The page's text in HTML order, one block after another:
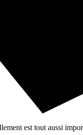
est tout aussi